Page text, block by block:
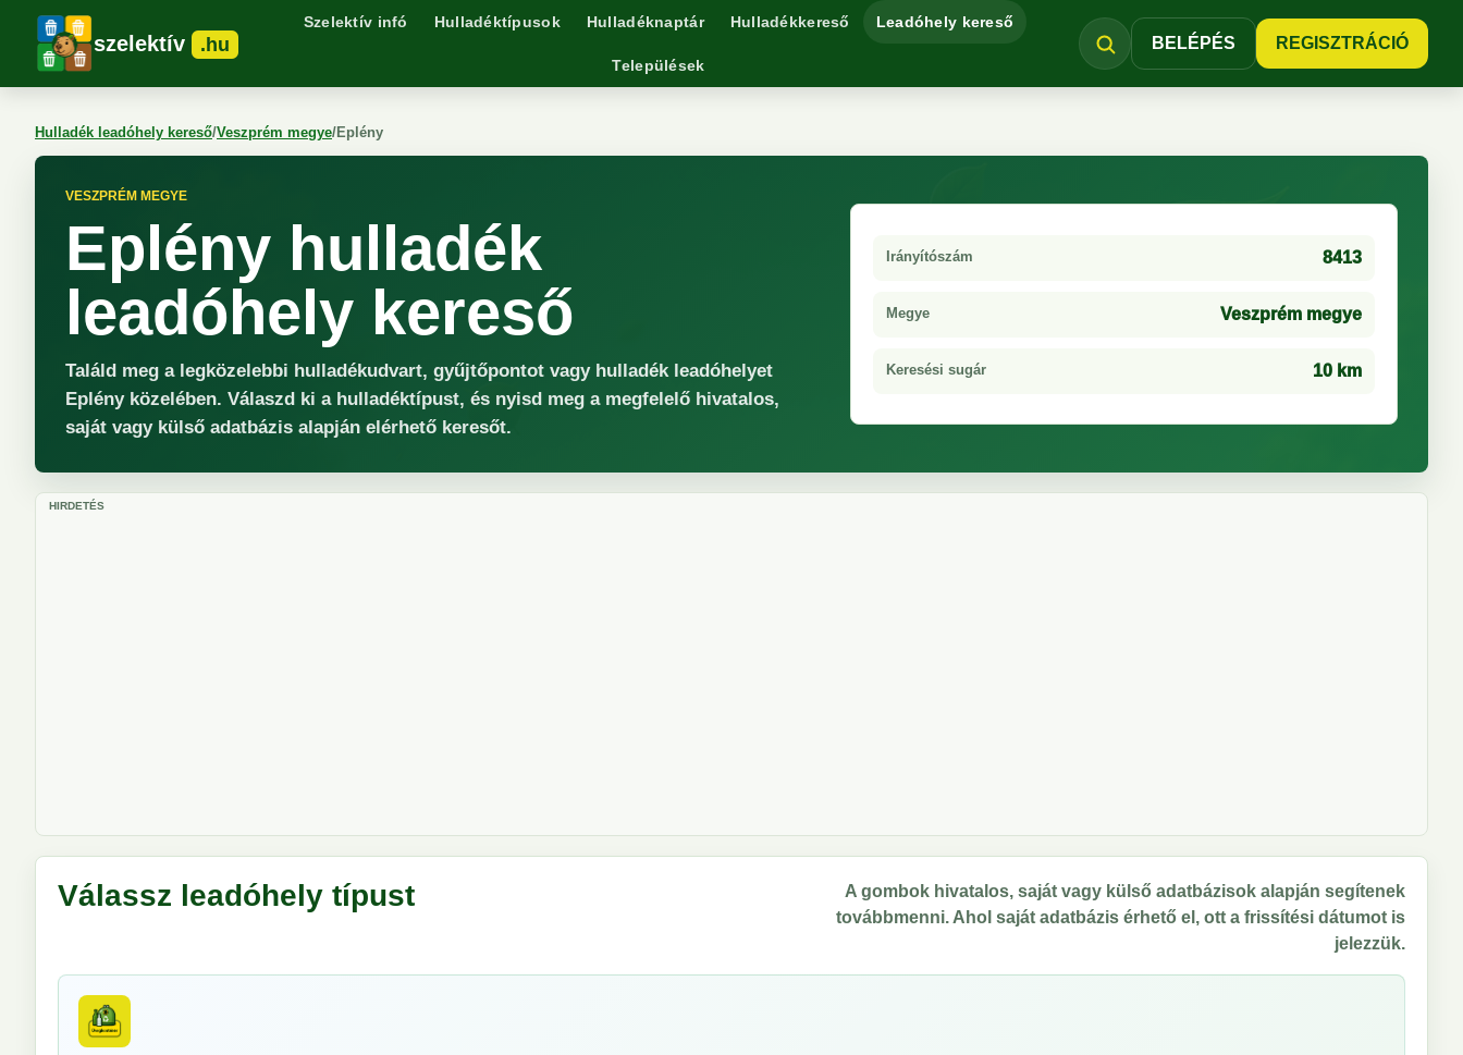
szelektív .hu
Szelektív infó Hulladéktípusok Hulladéknaptár Hulladékkereső Leadóhely kereső
Települések
BELÉPÉS REGISZTRÁCIÓ
Hulladék leadóhely kereső/Veszprém megye/Eplény
VESZPRÉM MEGYE
Eplény hulladék
leadóhely kereső
Találd meg a legközelebbi hulladékudvart, gyűjtőpontot vagy hulladék leadóhelyet
Eplény közelében. Válaszd ki a hulladéktípust, és nyisd meg a megfelelő hivatalos,
saját vagy külső adatbázis alapján elérhető keresőt.
Irányítószám 8413
Megye Veszprém megye
Keresési sugár 10 km
HIRDETÉS
Válassz leadóhely típust
A gombok hivatalos, saját vagy külső adatbázisok alapján segítenek
továbbmenni. Ahol saját adatbázis érhető el, ott a frissítési dátumot is
jelezzük.